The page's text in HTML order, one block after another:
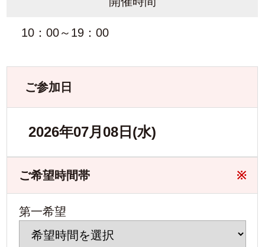
10：00～19：00
ご参加日
2026年07月08日(水)
ご希望時間帯 ※
第一希望